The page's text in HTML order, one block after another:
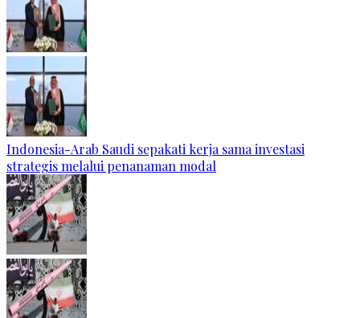
Indonesia-Arab Saudi sepakati kerja sama investasi
strategis melalui penanaman modal